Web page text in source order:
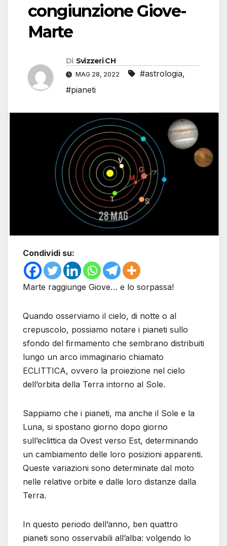
congiunzione Giove-
Marte
Di Svizzeri CH
MAG 28, 2022 #astrologia,
#pianeti
Condividi su:
Marte raggiunge Giove… e lo sorpassa!
Quando osserviamo il cielo, di notte o al
crepuscolo, possiamo notare i pianeti sullo
sfondo del firmamento che sembrano distribuiti
lungo un arco immaginario chiamato
ECLITTICA, ovvero la proiezione nel cielo
dell’orbita della Terra intorno al Sole.
Sappiamo che i pianeti, ma anche il Sole e la
Luna, si spostano giorno dopo giorno
sull’eclittica da Ovest verso Est, determinando
un cambiamento delle loro posizioni apparenti.
Queste variazioni sono determinate dal moto
nelle relative orbite e dalle loro distanze dalla
Terra.
In questo periodo dell’anno, ben quattro
pianeti sono osservabili all’alba: volgendo lo